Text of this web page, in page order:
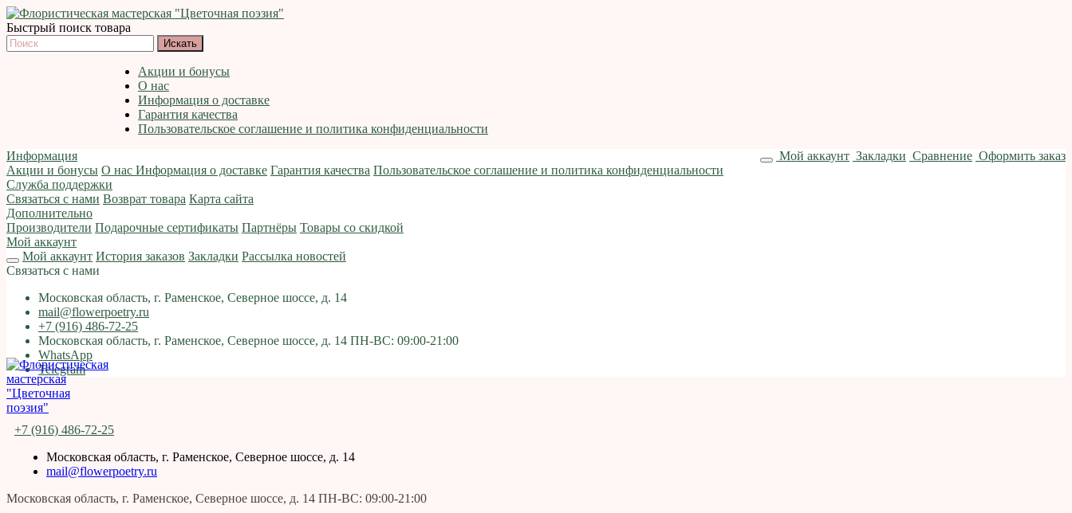
Быстрый поиск товара
Акции и бонусы
О нас
Информация о доставке
Гарантия качества
Пользовательское соглашение и политика конфиденциальности
Мой аккаунт Закладки Сравнение Оформить заказ
Информация
Акции и бонусы О нас Информация о доставке Гарантия качества Пользовательское соглашение и политика конфиденциальности
Служба поддержки
Связаться с нами Возврат товара Карта сайта
Дополнительно
Производители Подарочные сертификаты Партнёры Товары со скидкой
Мой аккаунт
Мой аккаунт История заказов Закладки Рассылка новостей
Связаться с нами
Московская область, г. Раменское, Северное шоссе, д. 14
mail@flowerpoetry.ru
+7 (916) 486-72-25
Московская область, г. Раменское, Северное шоссе, д. 14 ПН-ВС: 09:00-21:00
WhatsApp
Telegram
+7 (916) 486-72-25
Московская область, г. Раменское, Северное шоссе, д. 14
mail@flowerpoetry.ru
Московская область, г. Раменское, Северное шоссе, д. 14 ПН-ВС: 09:00-21:00